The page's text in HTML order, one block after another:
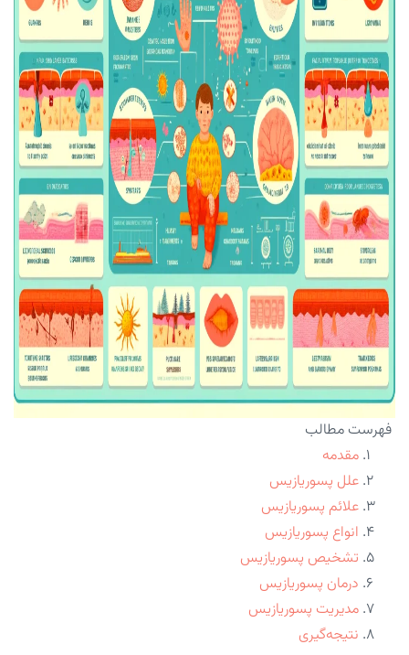
فهرست مطالب
مقدمه
علل پسوریازیس
علائم پسوریازیس
انواع پسوریازیس
تشخیص پسوریازیس
درمان پسوریازیس
مدیریت پسوریازیس
نتیجه‌گیری